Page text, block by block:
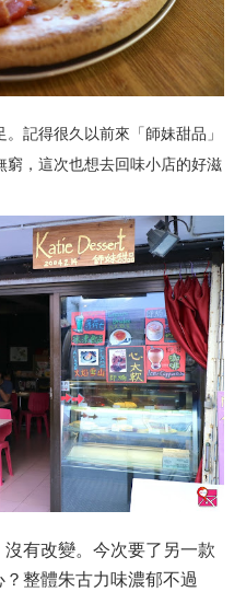
記得很久以前來「師妹甜品」
，這次也想去回味小店的好滋
有改變。今次要了另一款
整體朱古力味濃郁不過